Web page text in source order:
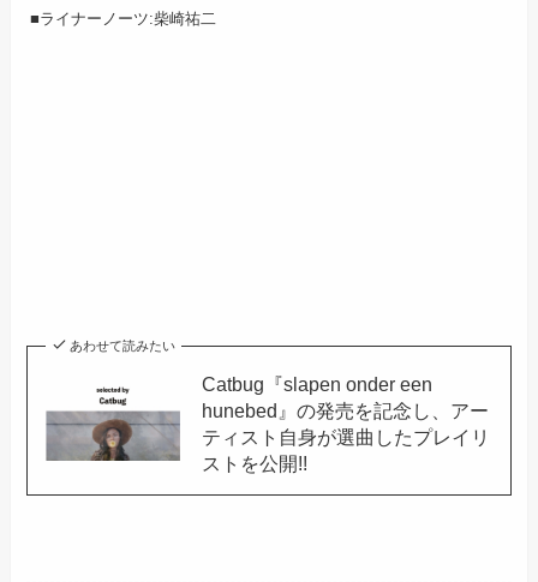
■ライナーノーツ:柴崎祐二
あわせて読みたい
Catbug『slapen onder een
hunebed』の発売を記念し、アー
ティスト自身が選曲したプレイリ
ストを公開!!